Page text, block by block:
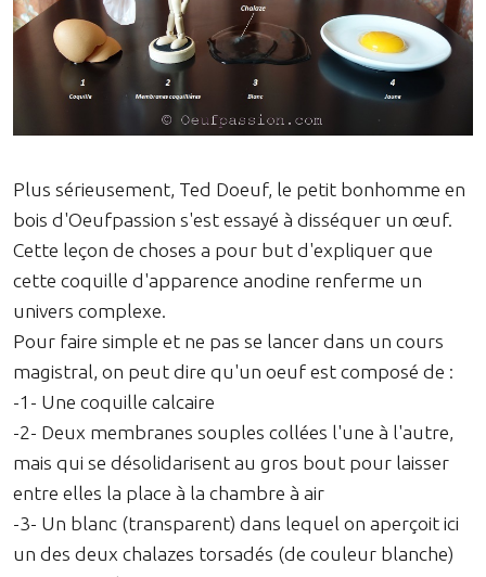
Plus sérieusement, Ted Doeuf, le petit bonhomme en
bois d'Oeufpassion s'est essayé à disséquer un œuf.
Cette leçon de choses a pour but d'expliquer que
cette coquille d'apparence anodine renferme un
univers complexe.
Pour faire simple et ne pas se lancer dans un cours
magistral, on peut dire qu'un oeuf est composé de :
-1- Une coquille calcaire
-2- Deux membranes souples collées l'une à l'autre,
mais qui se désolidarisent au gros bout pour laisser
entre elles la place à la chambre à air
-3- Un blanc (transparent) dans lequel on aperçoit ici
un des deux chalazes torsadés (de couleur blanche)